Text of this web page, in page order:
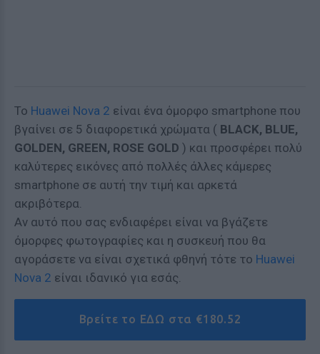
Το Huawei Nova 2 είναι ένα όμορφο smartphone που
βγαίνει σε 5 διαφορετικά χρώματα ( BLACK, BLUE,
GOLDEN, GREEN, ROSE GOLD ) και προσφέρει πολύ
καλύτερες εικόνες από πολλές άλλες κάμερες
smartphone σε αυτή την τιμή και αρκετά
ακριβότερα.
Αν αυτό που σας ενδιαφέρει είναι να βγάζετε
όμορφες φωτογραφίες και η συσκευή που θα
αγοράσετε να είναι σχετικά φθηνή τότε το Huawei
Nova 2 είναι ιδανικό για εσάς.
Βρείτε το ΕΔΩ στα €180.52